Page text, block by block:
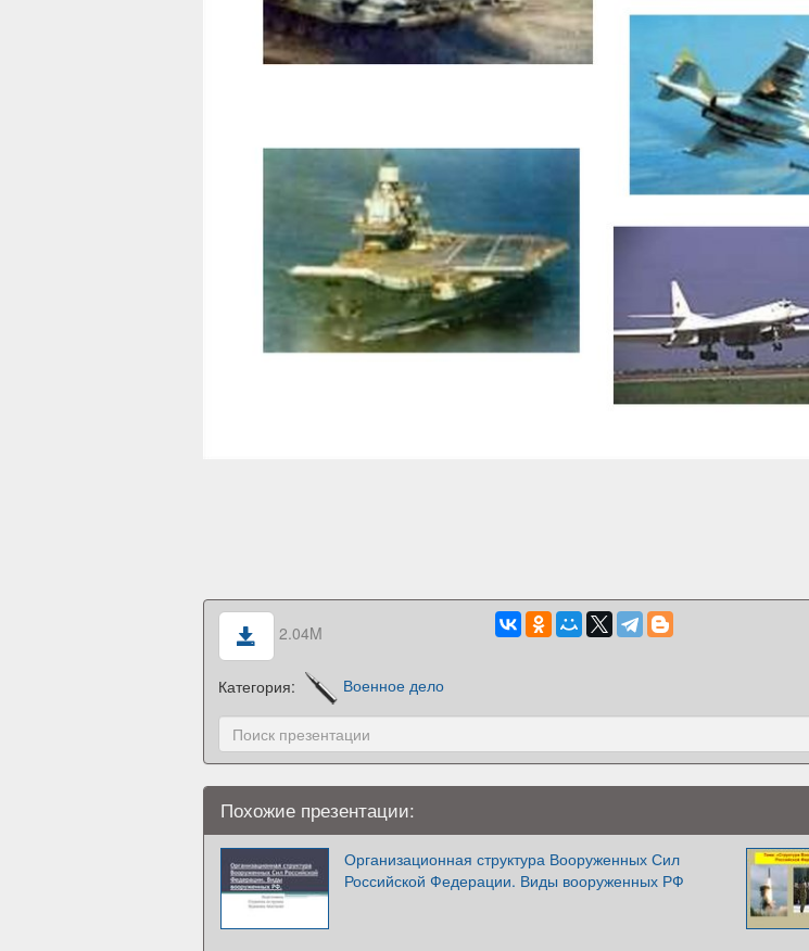
2.04M
Категория: Военное дело
Похожие презентации:
Организационная структура Вооруженных Сил
Российской Федерации. Виды вооруженных РФ